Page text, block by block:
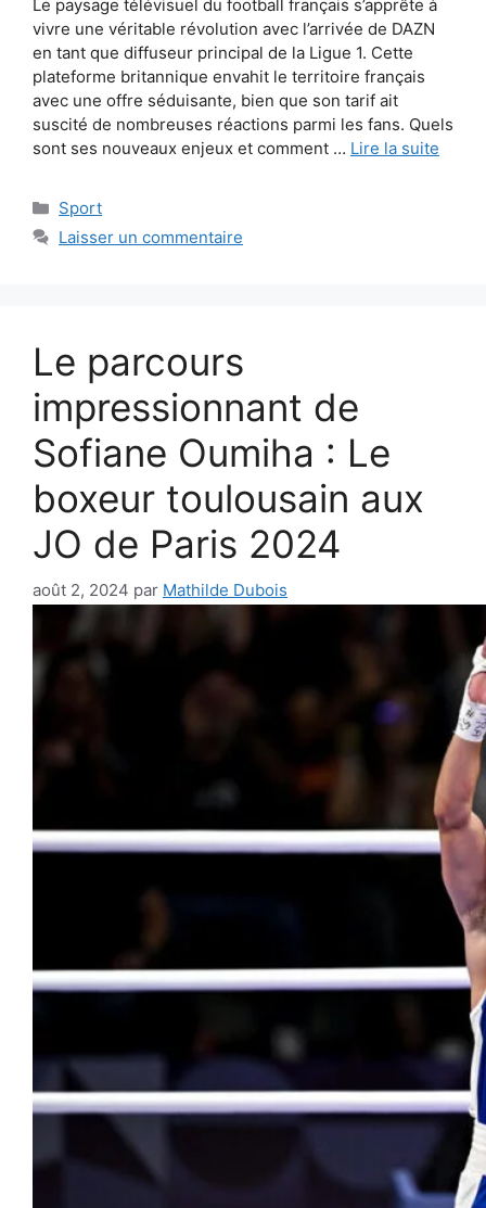
Le paysage télévisuel du football français s’apprête à
vivre une véritable révolution avec l’arrivée de DAZN
en tant que diffuseur principal de la Ligue 1. Cette
plateforme britannique envahit le territoire français
avec une offre séduisante, bien que son tarif ait
suscité de nombreuses réactions parmi les fans. Quels
sont ses nouveaux enjeux et comment … Lire la suite
Catégories
Sport
Laisser un commentaire
Le parcours
impressionnant de
Sofiane Oumiha : Le
boxeur toulousain aux
JO de Paris 2024
août 2, 2024 par Mathilde Dubois